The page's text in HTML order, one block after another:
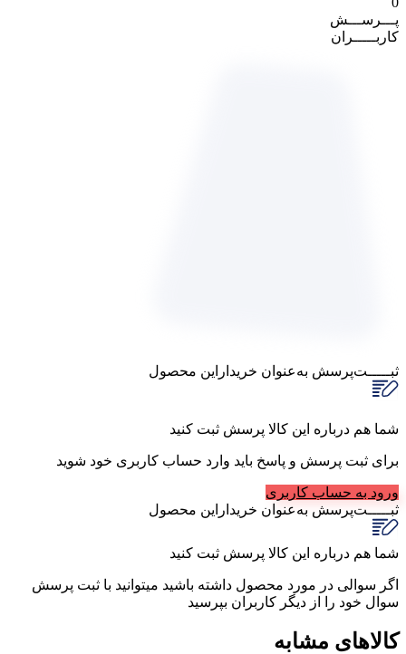
پـــرســـش
کاربـــــران
ثبـــــت‌پرسش به‌عنوان ‌خریدار‌این‌ محصول
شما هم درباره این کالا پرسش ثبت کنید
برای ثبت پرسش و پاسخ باید وارد حساب کاربری خود شوید
ورود به حساب کاربری
ثبـــــت‌پرسش به‌عنوان ‌خریدار‌این‌ محصول
شما هم درباره این کالا پرسش ثبت کنید
اگر سوالی در مورد محصول داشته باشید میتوانید با ثبت پرسش
سوال خود را از دیگر کاربران بپرسید
کالاهای مشابه